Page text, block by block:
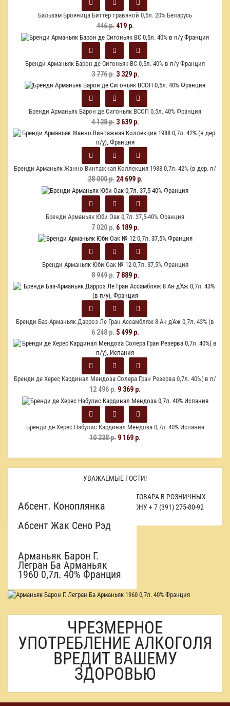
Бальзам Брояница Биттер травяной 0,5л. 20% Беларусь
446 р.419 р.
Бренди Арманьяк Барон де Сигоньяк ВС 0,5л. 40% в п/у Франция
3 776 р.3 329 р.
Бренди Арманьяк Барон де Сигоньяк ВСОП 0,5л. 40% Франция
4 128 р.3 639 р.
Бренди Арманьяк Жанно Винтажная Коллекция 1988 0,7л. 42% (в дер. п/
у), Франция
28 000 р.24 699 р.
Бренди Арманьяк Юби Оак 0,7л. 37,5-40% Франция
7 020 р.6 189 р.
Бренди Арманьяк Юби Оак № 12 0,7л. 37,5% Франция
8 949 р.7 889 р.
Бренди Баз-Арманьяк Дарроз Ле Гран Ассамбляж 8 Ан д'Аж 0,7л. 43% (в
п/у), Франция
6 248 р.5 499 р.
Бренди де Херес Кардинал Мендоза Солера Гран Резерва 0,7л. 40%( в п/
у), Испания
12 496 р. 9 369 р.
Бренди де Херес Нэбулис Кардинал Мендоза 0,7л. 40% Испания
10 338 р. 9 169 р.
УВАЖАЕМЫЕ ГОСТИ!
ИНФОРМАЦИЮ О ЦЕНЕ И НАЛИЧИИ ТОВАРА В РОЗНИЧНЫХ
МАГАЗИНАХ УТОЧНЯЙТЕ ПО ТЕЛЕФОНУ + 7 (391) 275-80-92
Абсент. Коноплянка
Абсент Жак Сено Рэд
0,5л. 15% Беларусь
Арманьяк Барон Г.
Легран Ба Арманьяк
1960 0,7л. 40% Франция
ЧРЕЗМЕРНОЕ
УПОТРЕБЛЕНИЕ АЛКОГОЛЯ
ВРЕДИТ ВАШЕМУ
ЗДОРОВЬЮ